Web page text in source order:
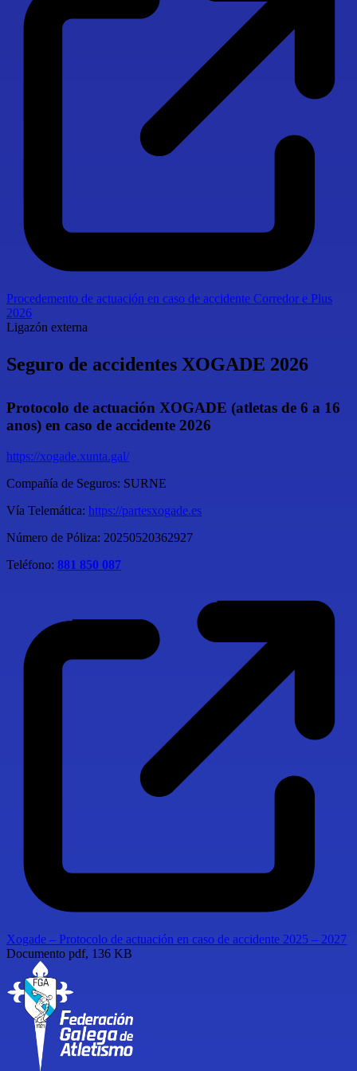
Procedemento de actuación en caso de accidente Corredor e Plus
2026
Ligazón externa
Seguro de accidentes XOGADE 2026
Protocolo de actuación XOGADE (atletas de 6 a 16
anos) en caso de accidente 2026
https://xogade.xunta.gal/
Compañía de Seguros: SURNE
Vía Telemática: https://partesxogade.es
Número de Póliza: 20250520362927
Teléfono: 881 850 087
Xogade – Protocolo de actuación en caso de accidente 2025 – 2027
Documento pdf, 136 KB